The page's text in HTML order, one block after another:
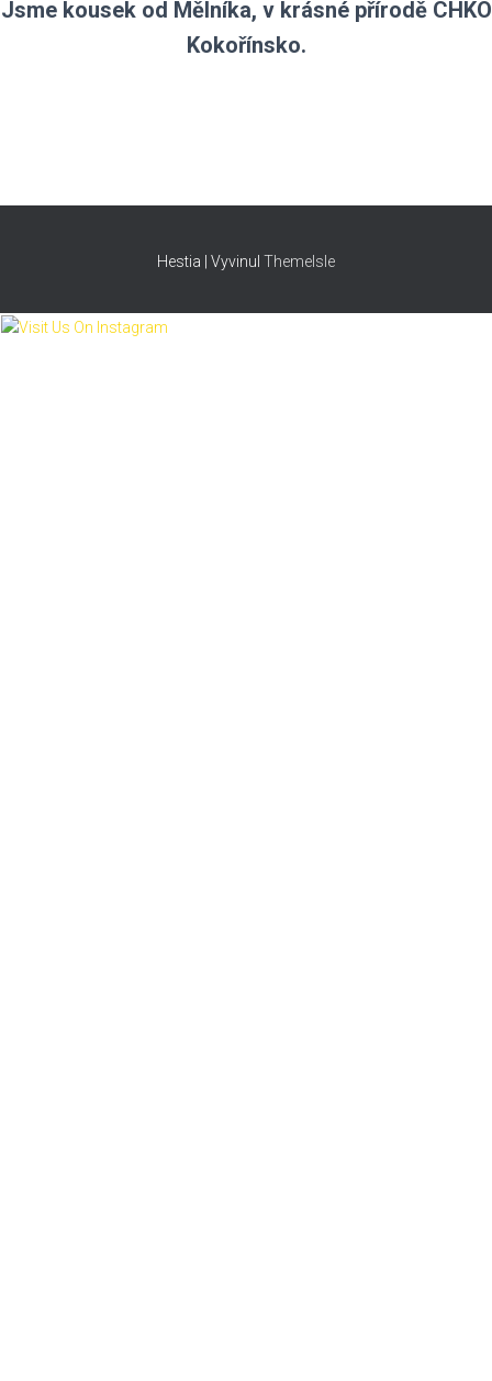
Jsme kousek od Mělníka, v krásné přírodě CHKO
Kokořínsko.
Hestia | Vyvinul ThemeIsle